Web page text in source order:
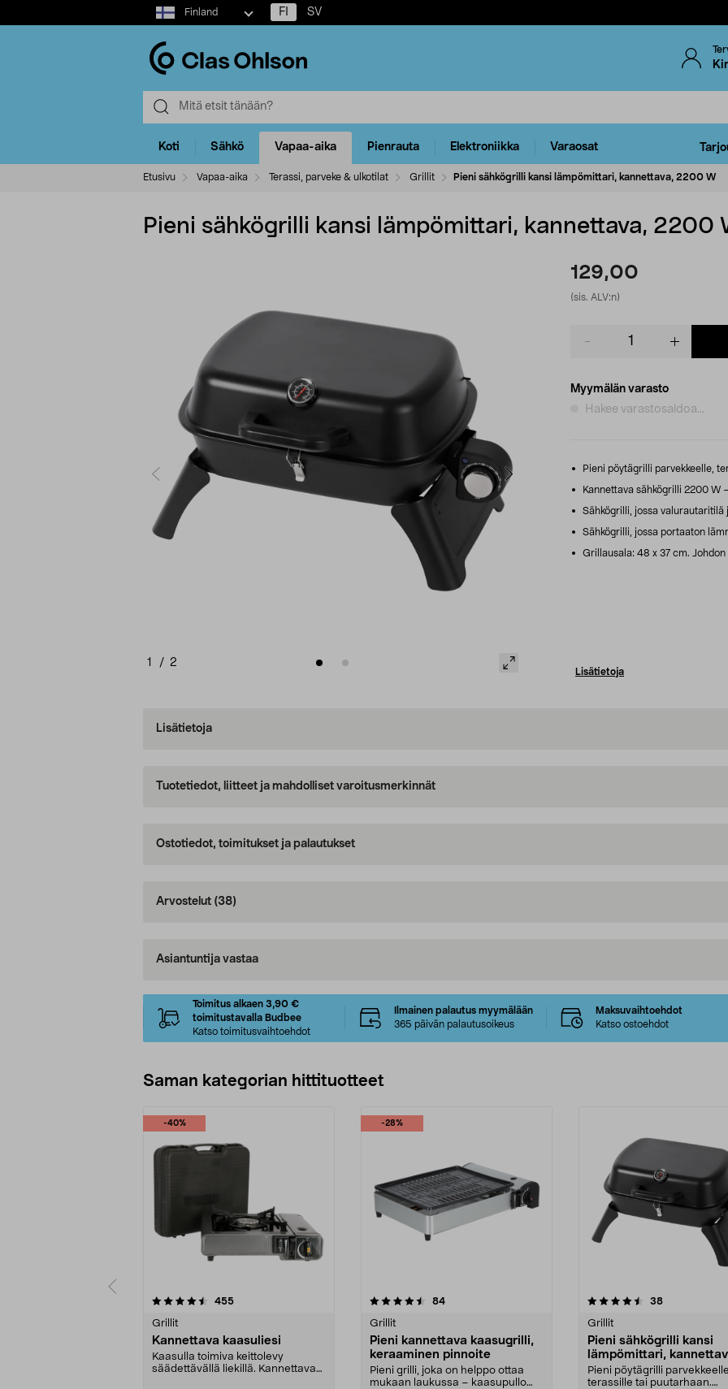
Select
market
Finland FI SV
Koti Sähkö Vapaa-aika Pienrauta Elektroniikka Varaosat
Etusivu Vapaa-aika Terassi, parveke & ulkotilat Grillit Pieni sähkögrilli kansi lämpömittari, kannettava, 2200 W
Pieni sähkögrilli kansi lämpömittari, kannettava, 2200
1 / 2
129,00
(sis. ALV:n)
Myymälän varasto
Hakee varastosaldoa...
Pieni pöytägrilli parvekkeelle,
Kannettava sähkögrilli 2200 W
Sähkögrilli, jossa
Sähkögrilli, jossa portaaton
Grillausala: 48 x 37 cm. Johdon
Lisätietoja
Lisätietoja
Tuotetiedot, liitteet ja mahdolliset varoitusmerkinnät
Ostotiedot, toimitukset ja palautukset
Arvostelut (38)
Asiantuntija vastaa
Toimitus alkaen 3,90 €
toimitustavalla Budbee
Katso toimitusvaihtoehdot
Ilmainen palautus myymälään
365 päivän palautusoikeus
Maksuvaihtoehdot
Katso ostoehdot
Saman kategorian hittituotteet
-40%
455arvostelut
Grillit
Kannettava kaasuliesi
Kaasulla toimiva keittolevy
säädettävällä liekillä. Kannettava
-28%
4.5 viidestä
84arvostelut
Grillit
Pieni kannettava kaasugrilli,
keraaminen pinnoite
Pieni grilli, joka on helppo ottaa
mukaan laukussa – kaasupullo
4.5 viidestä
38arvostelut
Grillit
Pieni sähkögrilli kansi
lämpömittari,
2200 W
Pieni pöytägrilli
terassille tai puutarhaan.
4.5 viidestä